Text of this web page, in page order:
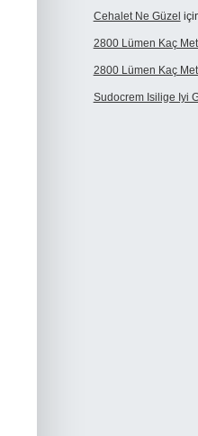
Cehalet Ne Güzel
2800 Lümen Kaç
2800 Lümen Kaç
Sudocrem Isilige Iyi